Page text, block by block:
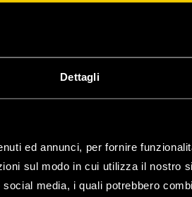
Dettagli
ed annunci, per fornire
sul modo in cui utilizza il nostro
media, i quali potrebbero
todos los
. Basta un
y